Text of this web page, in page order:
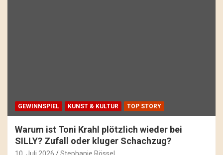
GEWINNSPIEL KUNST & KULTUR TOP STORY
Warum ist Toni Krahl plötzlich wieder bei
SILLY? Zufall oder kluger Schachzug?